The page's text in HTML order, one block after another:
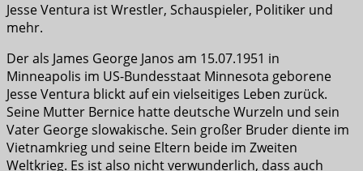
Jesse Ventura ist Wrestler, Schauspieler, Politiker und
mehr.
Der als James George Janos am 15.07.1951 in
Minneapolis im US-Bundesstaat Minnesota geborene
Jesse Ventura blickt auf ein vielseitiges Leben zurück.
Seine Mutter Bernice hatte deutsche Wurzeln und sein
Vater George slowakische. Sein großer Bruder diente im
Vietnamkrieg und seine Eltern beide im Zweiten
Weltkrieg. Es ist also nicht verwunderlich, dass auch